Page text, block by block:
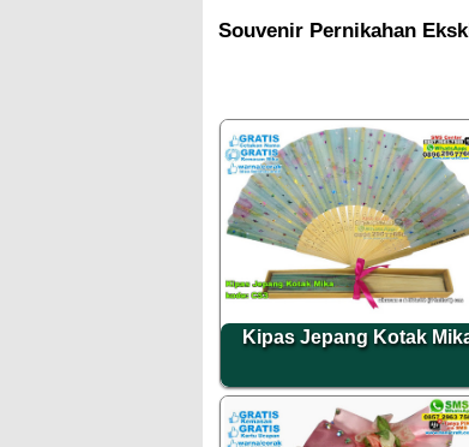
Souvenir Pernikahan
Kipas Jepang Kotak